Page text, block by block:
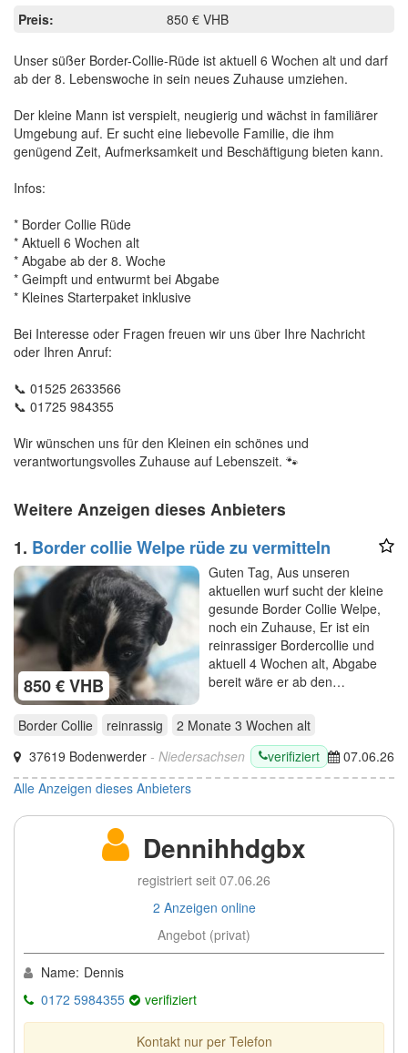
Preis:
850 € VHB
Unser süßer Border-Collie-Rüde ist aktuell 6 Wochen alt und darf
ab der 8. Lebenswoche in sein neues Zuhause umziehen.
Der kleine Mann ist verspielt, neugierig und wächst in familiärer
Umgebung auf. Er sucht eine liebevolle Familie, die ihm
genügend Zeit, Aufmerksamkeit und Beschäftigung bieten kann.
Infos:
* Border Collie Rüde
* Aktuell 6 Wochen alt
* Abgabe ab der 8. Woche
* Geimpft und entwurmt bei Abgabe
* Kleines Starterpaket inklusive
Bei Interesse oder Fragen freuen wir uns über Ihre Nachricht
oder Ihren Anruf:
📞 01525 2633566
📞 01725 984355
Wir wünschen uns für den Kleinen ein schönes und
verantwortungsvolles Zuhause auf Lebenszeit. 🐾
Weitere Anzeigen dieses Anbieters
1. Border collie Welpe rüde zu vermitteln
850 € VHB
Guten Tag, Aus unseren
aktuellen wurf sucht der kleine
gesunde Border Collie Welpe,
noch ein Zuhause, Er ist ein
reinrassiger Bordercollie und
aktuell 4 Wochen alt, Abgabe
bereit wäre er ab den…
Border Collie reinrassig 2 Monate 3 Wochen alt
37619 Bodenwerder - Niedersachsen verifiziert
07.06.26
Alle Anzeigen dieses Anbieters
Dennihhdgbx
registriert seit 07.06.26
2 Anzeigen online
Angebot (privat)
Name: Dennis
0172 5984355
verifiziert
Kontakt nur per Telefon